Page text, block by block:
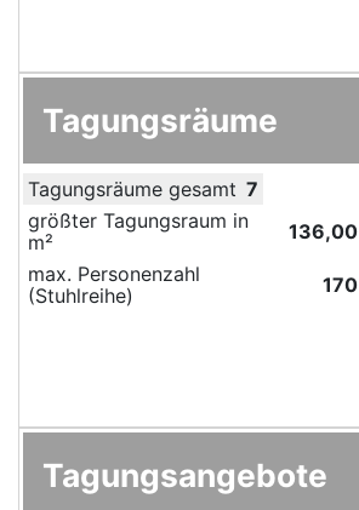
Tagungsräume
Tagungsräume gesamt 7
größter Tagungsraum in
m²
136,00
max. Personenzahl
(Stuhlreihe)
170
Tagungsangebote